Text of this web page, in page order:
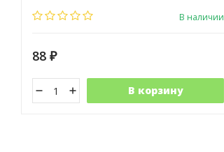
В наличии
88 ₽
В корзину